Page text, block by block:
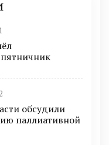
обсудили
паллиативной